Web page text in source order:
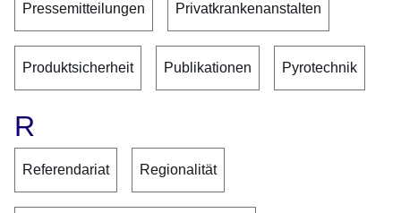
Pressemitteilungen Privatkrankenanstalten
Produktsicherheit Publikationen Pyrotechnik
R
Referendariat Regionalität